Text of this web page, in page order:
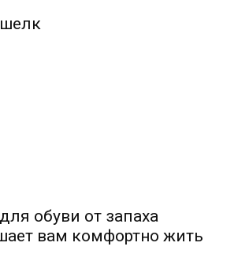
шелк
обуви от запаха
вам комфортно жить